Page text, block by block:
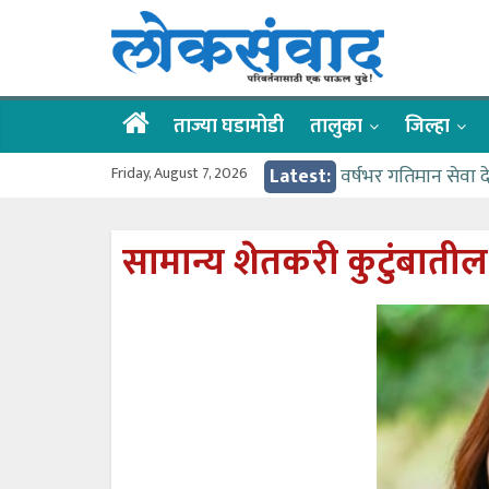
लोकसंवाद
ताज्या
घडामोडी
ताज्या घडामोडी तालुका जिल्हा
Friday, August 7, 2026 Latest: वर्षभर गतिमान
आत्मामालिक
ईच्छा आणि
आमदार आशुतोष
सामान्य शेतकरी